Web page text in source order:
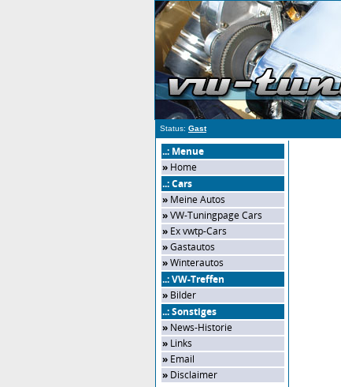
Status: Gast
..: Menue
» Home
..: Cars
» Meine Autos
»VW-Tuningpage Cars
» Ex vwtp-Cars
»Gastautos
»Winterautos
..: VW-Treffen
» Bilder
..: Sonstiges
» News-Historie
» Links
» Email
» Disclaimer